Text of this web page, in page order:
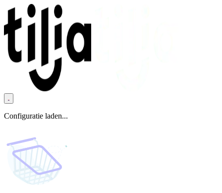
Configuratie laden...